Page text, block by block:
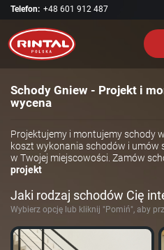
Telefon: +48 601 912 487
Schody Gniew - Projekt i
wycena
Projektujemy i montujemy schody w
koszt wykonania schodów i umów
w Twojej miejscowości. Zamów
projekt
Jaki rodzaj schodów Cię
Wybierz opcję lub kliknij "Pomiń", aby